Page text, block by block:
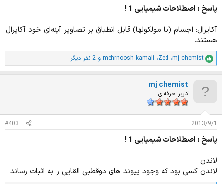
پاسخ : اصطلاحات شیمیایی 1 !
آکایرال: اجسام (یا مولکولها) قابل انطباق بر تصاویر آینه‌ای خود آکایرال
هستند.
ا
م
ت
:
mj chemist، Zed، mehrnoosh kamali و 2 نفر دیگر
mj chemist
کاربر حرفه‌ای
2013/9/1
#403
پاسخ : اصطلاحات شیمیایی 1 !
لاندن
لاندن کسی بود که وجود پیوند های دوقطبی القایی را به اثبات رساند